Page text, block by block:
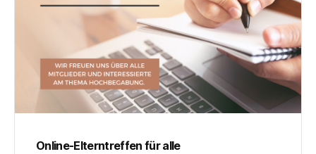
Online-Elterntreffen für alle